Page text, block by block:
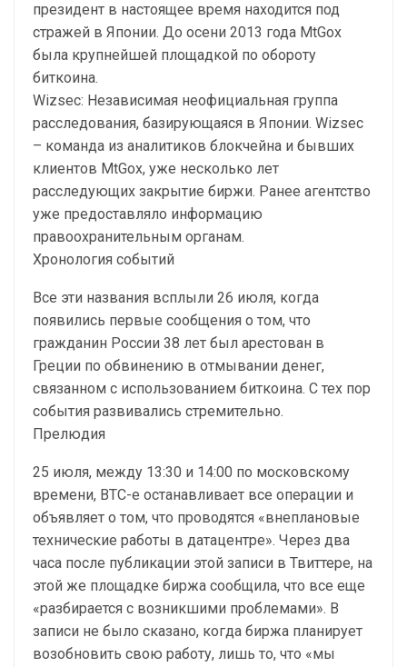
президент в настоящее время находится под
стражей в Японии. До осени 2013 года MtGox
была крупнейшей площадкой по обороту
биткоина.
Wizsec: Независимая неофициальная группа
расследования, базирующаяся в Японии. Wizsec
– команда из аналитиков блокчейна и бывших
клиентов MtGox, уже несколько лет
расследующих закрытие биржи. Ранее агентство
уже предоставляло информацию
правоохранительным органам.
Хронология событий
Все эти названия всплыли 26 июля, когда
появились первые сообщения о том, что
гражданин России 38 лет был арестован в
Греции по обвинению в отмывании денег,
связанном с использованием биткоина. С тех пор
события развивались стремительно.
Прелюдия
25 июля, между 13:30 и 14:00 по московскому
времени, BTC-e останавливает все операции и
объявляет о том, что проводятся «внеплановые
технические работы в датацентре». Через два
часа после публикации этой записи в Твиттере, на
этой же площадке биржа сообщила, что все еще
«разбирается с возникшими проблемами». В
записи не было сказано, когда биржа планирует
возобновить свою работу, лишь то, что «мы